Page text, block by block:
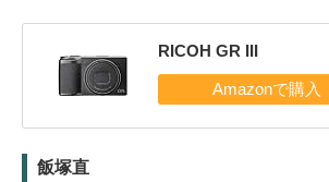
RICOH GR III
飯塚直